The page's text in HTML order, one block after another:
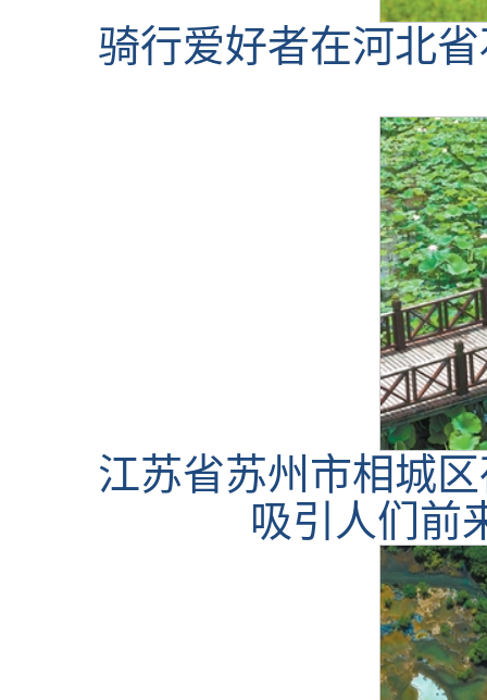
骑行爱好者在河北
江苏省苏州市相城
吸引人们前